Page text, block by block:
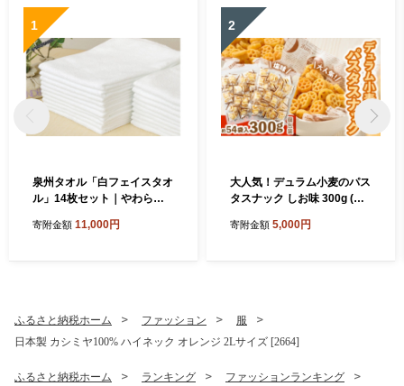
1
泉州タオル「白フェイスタオ
ル」14枚セット｜やわらか
性 普段使い 泉州タオル [381
寄附金額 11,000円
2
大人気！デュラム小麦のパス
タスナック しお味 300g (約5
個包装 パスタ スナック 塩味
寄附金額 5,000円
ふるさと納税ホーム ファッション
服
日本製 カシミヤ100% ハイネック オレンジ 2Lサイズ [2664]
ふるさと納税ホーム ランキング ファッションランキング